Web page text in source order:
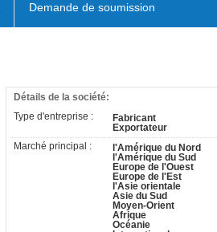
Demande de soumission
Détails de la société:
Type d'entreprise :
Fabricant
Exportateur
Marché principal :
l'Amérique du Nord
l'Amérique du Sud
Europe de l'Ouest
Europe de l'Est
l'Asie orientale
Asie du Sud
Moyen-Orient
Afrique
Océanie